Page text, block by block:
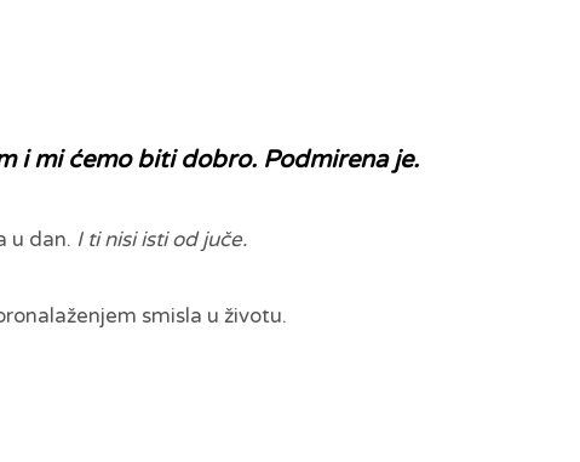
i mi ćemo biti dobro. Podmirena je.
u dan. I ti nisi isti od juče.
smisla u životu.